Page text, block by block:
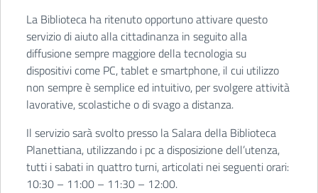
La Biblioteca ha ritenuto opportuno attivare questo
servizio di aiuto alla cittadinanza in seguito alla
diffusione sempre maggiore della tecnologia su
dispositivi come PC, tablet e smartphone, il cui utilizzo
non sempre è semplice ed intuitivo, per svolgere attività
lavorative, scolastiche o di svago a distanza.
Il servizio sarà svolto presso la Salara della Biblioteca
Planettiana, utilizzando i pc a disposizione dell’utenza,
tutti i sabati in quattro turni, articolati nei seguenti orari:
10:30 – 11:00 – 11:30 – 12:00.